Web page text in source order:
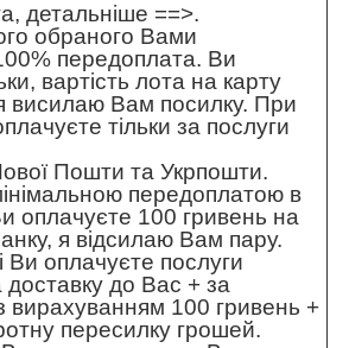
детальніше ==>.
обраного Вами
передоплата. Ви
вартість лота на карту
висилаю Вам посилку. При
тільки за послуги
Пошти та Укрпошти.
передоплатою в
оплачуєте 100 гривень на
я відсилаю Вам пару.
оплачуєте послуги
доставку до Вас + за
вирахуванням 100 гривень +
пересилку грошей.